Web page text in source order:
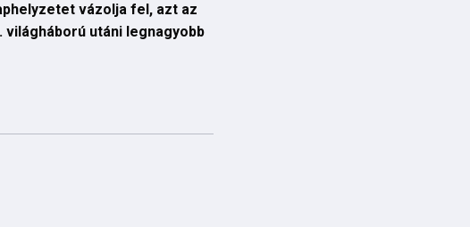
vázolja fel, azt az
utáni legnagyobb